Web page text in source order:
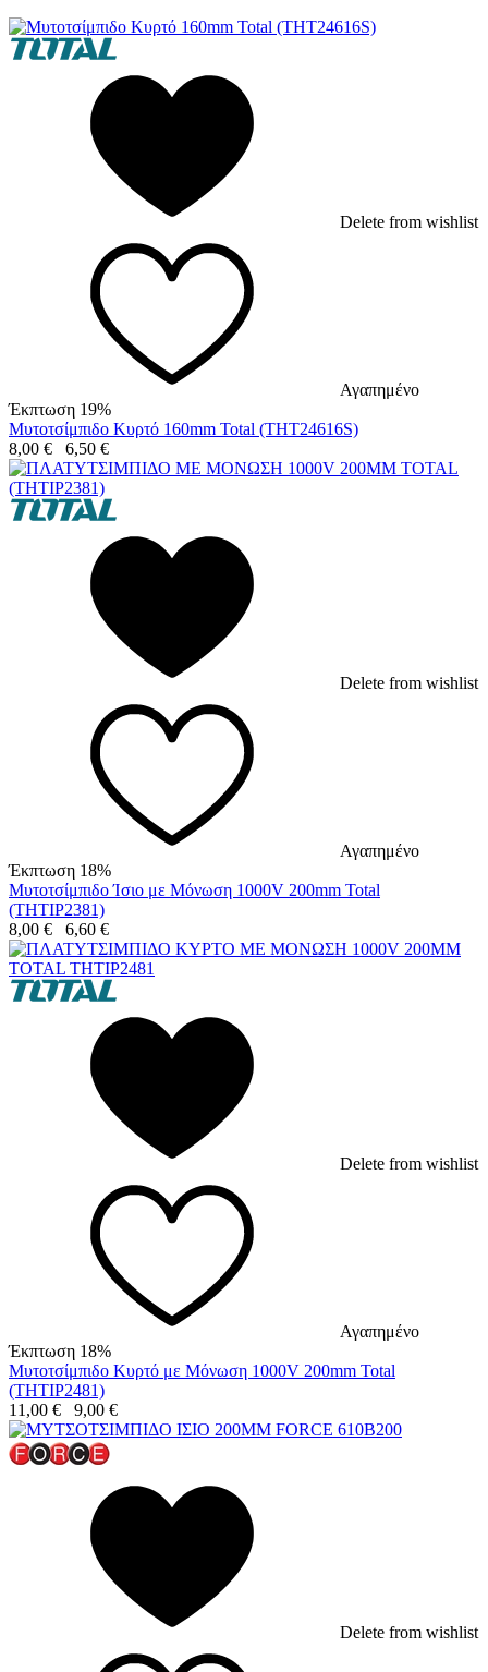
Delete from wishlist
Αγαπημένο
Έκπτωση 19%
Μυτοτσίμπιδο Κυρτό 160mm Total (THT24616S)
8,00 € 6,50 €
Delete from wishlist
Αγαπημένο
Έκπτωση 18%
Μυτοτσίμπιδο Ίσιο με Μόνωση 1000V 200mm Total
(THTIP2381)
8,00 € 6,60 €
Delete from wishlist
Αγαπημένο
Έκπτωση 18%
Μυτοτσίμπιδο Κυρτό με Μόνωση 1000V 200mm Total
(THTIP2481)
11,00 € 9,00 €
Delete from wishlist